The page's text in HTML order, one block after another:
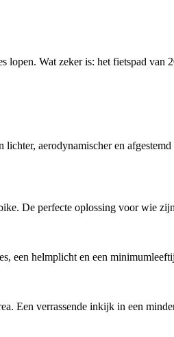
Wat zeker is: het fietspad van
aerodynamischer en
De perfecte oplossing voor wie
een helmplicht en een
Een verrassende inkijk in een